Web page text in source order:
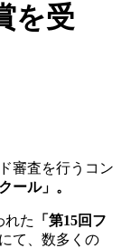
を受
審査を行うコン
ール」。
れた
「第15回フ
にて、数多くの